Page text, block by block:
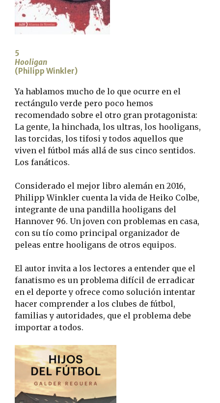
5
Hooligan
(Philipp Winkler)
Ya hablamos mucho de lo que ocurre en el
rectángulo verde pero poco hemos
recomendado sobre el otro gran protagonista:
La gente, la hinchada, los ultras, los hooligans,
las torcidas, los tifosi y todos aquellos que
viven el fútbol más allá de sus cinco sentidos.
Los fanáticos.
Considerado el mejor libro alemán en 2016,
Philipp Winkler cuenta la vida de Heiko Colbe,
integrante de una pandilla hooligans del
Hannover 96. Un joven con problemas en casa,
con su tío como principal organizador de
peleas entre hooligans de otros equipos.
El autor invita a los lectores a entender que el
fanatismo es un problema difícil de erradicar
en el deporte y ofrece como solución intentar
hacer comprender a los clubes de fútbol,
familias y autoridades, que el problema debe
importar a todos.